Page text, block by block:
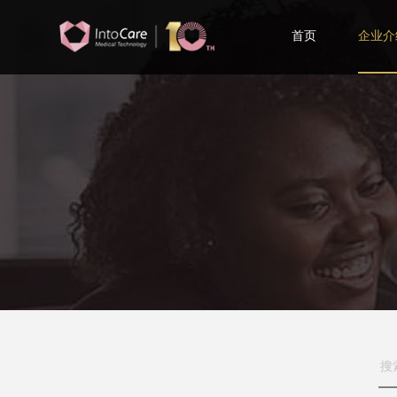
首页 企业